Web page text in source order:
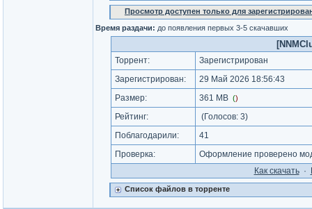
Просмотр доступен только для
Время раздачи: до появления первых 3-5 скачавших
Торрент:
Зарегистрирован
Зарегистрирован:
29 Май 2026 18:56:43
Размер:
361 MB ()
Рейтинг: (Голосов: 3)
Поблагодарили:
41
Проверка:
Оформление проверено
Как cкачать·
Список файлов в торренте